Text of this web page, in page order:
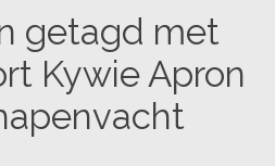
getagd met
Kywie Apron